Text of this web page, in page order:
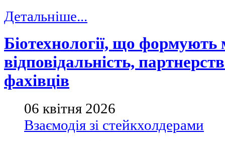
Детальніше...
Біотехнології, що формують
відповідальність,
фахівців
06 квітня 2026
Взаємодія зі стейкхолдерами